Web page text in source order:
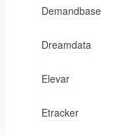
Demandbase
Dreamdata
Elevar
Etracker